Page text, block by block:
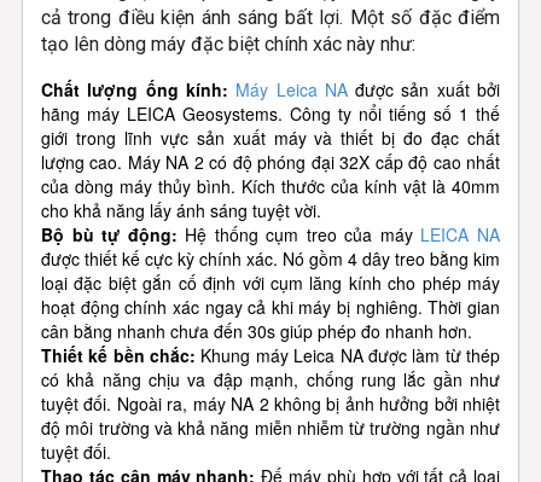
cả trong điều kiện ánh sáng bất lợi. Một số đặc điểm
tạo lên dòng máy đặc biệt chính xác này như:
Chất lượng ống kính: Máy Leica NAđược sản xuất bởi
hãng máy LEICA Geosystems. Công ty nổi tiếng số 1 thế
giới trong lĩnh vực sản xuất máy và thiết bị đo đạc chất
lượng cao. Máy NA 2 có độ phóng đại 32X cấp độ cao nhất
của dòng máy thủy bình. Kích thước của kính vật là 40mm
cho khả năng lấy ánh sáng tuyệt vời.
Bộ bù tự động: Hệ thống cụm treo của máyLEICA NA
được thiết kế cực kỳ chính xác. Nó gồm 4 dây treo bằng kim
loại đặc biệt gắn cố định với cụm lăng kính cho phép máy
hoạt động chính xác ngay cả khi máy bị nghiêng. Thời gian
cân bằng nhanh chưa đến 30s giúp phép đo nhanh hơn.
Thiết kế bền chắc: Khung máy Leica NA được làm từ thép
có khả năng chịu va đập mạnh, chống rung lắc gần như
tuyệt đối. Ngoài ra, máy NA 2 không bị ảnh hưởng bởi nhiệt
độ môi trường và khả năng miễn nhiễm từ trường ngần như
tuyệt đối.
Thao tác cân máy nhanh: Đế máy phù hợp với tất cả loại